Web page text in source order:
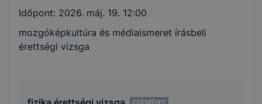
Időpont: 2026. máj. 19. 12:00
mozgóképkultúra és médiaismeret írásbeli
érettségi vizsga
ESEMÉNY